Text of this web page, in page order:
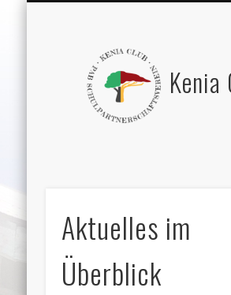
Kenia
Aktuelles im
Überblick